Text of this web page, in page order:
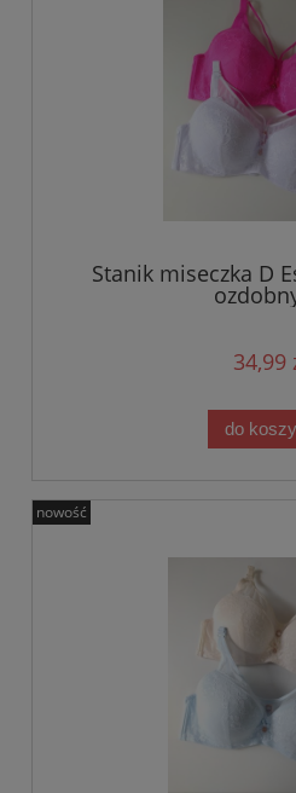
Stanik miseczka D
34,99
do
nowość